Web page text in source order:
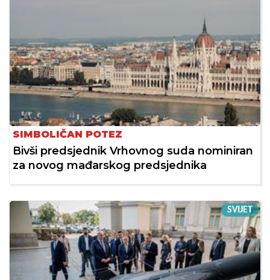
SIMBOLIČAN POTEZ
Bivši predsjednik Vrhovnog suda nominiran
za novog mađarskog predsjednika
SVIJET